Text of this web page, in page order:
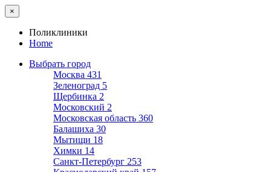
×
Поликлиники
Home
Выбрать город
Москва 431
Зеленоград 5
Щербинка 2
Московский 2
Московская область 360
Балашиха 30
Мытищи 18
Химки 14
Санкт-Петербург 253